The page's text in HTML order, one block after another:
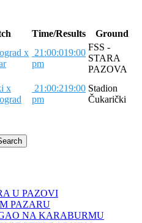
Time/Results
Ground
x 21:00:019:00
pm
FSS -
STARA
PAZOVA
x
21:00:219:00
pm
Stadion
Čukarički
U PAZOVI
PAZARU
NA KARABURMU